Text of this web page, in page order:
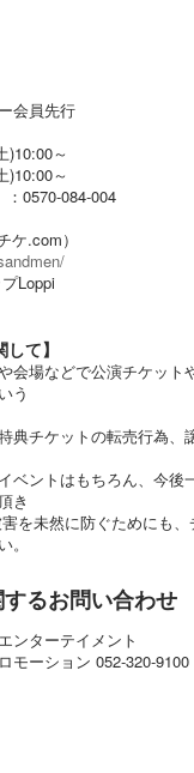
会員先行
)10:00～
)10:00～
）：0570-084-004
チケ.com）
Loppi
て】
会場などで公演チケット
う
典チケットの転売行為、
ベントはもちろん、今後
き
を未然に防ぐためにも
るお問い合わせ
ンターテイメント
モーション 052-320-9100